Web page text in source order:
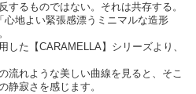
するものではない。それは共存する。
地よい緊張感漂うミニマルな造形
した【CARAMELLA】シリーズより、
流れような美しい曲線を見ると、そこ
静寂さを感じます。